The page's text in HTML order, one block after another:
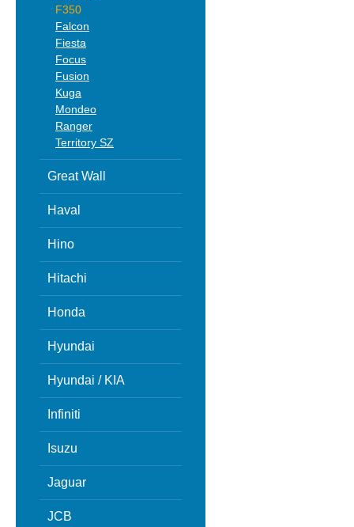
F350
Falcon
Fiesta
Focus
Fusion
Kuga
Mondeo
Ranger
Territory SZ
Great Wall
Haval
Hino
Hitachi
Honda
Hyundai
Hyundai / KIA
Infiniti
Isuzu
Jaguar
JCB